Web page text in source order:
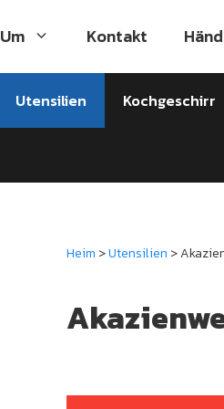
Um Kontakt
Utensilien Kochgeschirr
Heim >Utensilien >